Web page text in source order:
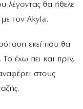
λέγοντας θα ήθελε
τον Akyla.
εκεί που θα
έχω πει και πριν,
στους